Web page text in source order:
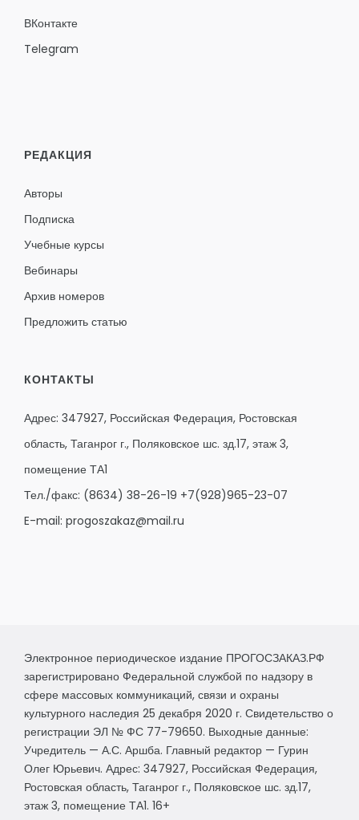
ВКонтакте
Telegram
РЕДАКЦИЯ
Авторы
Подписка
Учебные курсы
Вебинары
Архив номеров
Предложить статью
КОНТАКТЫ
Адрес: 347927, Российская Федерация, Ростовская
область, Таганрог г., Поляковское шс. зд.17, этаж 3,
помещение ТА1
Тел./факс: (8634) 38-26-19 +7(928)965-23-07
E-mail: progoszakaz@mail.ru
Электронное периодическое издание ПРОГОСЗАКАЗ.РФ
зарегистрировано Федеральной службой по надзору в
сфере массовых коммуникаций, связи и охраны
культурного наследия 25 декабря 2020 г. Свидетельство о
регистрации ЭЛ № ФС 77-79650. Выходные данные:
Учредитель — А.С. Аршба. Главный редактор — Гурин
Олег Юрьевич. Адрес: 347927, Российская Федерация,
Ростовская область, Таганрог г., Поляковское шс. зд.17,
этаж 3, помещение ТА1. 16+